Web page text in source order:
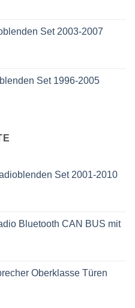
Set 2003-2007
Set 1996-2005
Set 2001-2010
Bluetooth CAN BUS mit
Oberklasse Türen